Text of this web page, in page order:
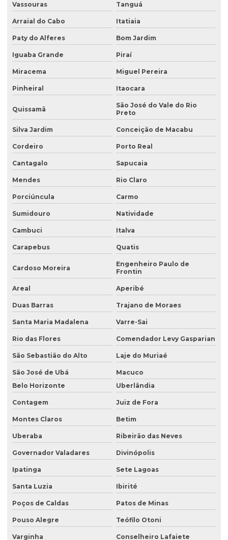
Coleta de água para análise físico química
Coleta de água para análise microbiológica
Coleta de água industrial
Coleta de amostra de água para análise microbiológica
Coleta de amostras de água
Coleta de amostras de água e efluentes
Coleta de efluentes líquidos
Consultoria ambiental
Consultoria ambiental para empresas
Consultoria ambiental e florestal
Consultoria ambiental rural
Consultoria ambiental serviços
Consultoria área ambiental
Consultoria e assessoria ambiental
Consultoria em gestão ambiental
Consultoria inventário florestal
Consultoria e licenciamento ambiental
Consultoria de meio ambiente
Desativação de tanque de combustível subterrâneo
Empresa de análise de água
Empresa de análise granulométrica do solo
Empresa de análise de solo
Empresa de análise de solo e sedimento
Empresa coleta de efluentes
Vassouras Tanguá
Arraial do Cabo Itatiaia
Paty do Alferes Bom Jardim
Iguaba Grande Piraí
Miracema Miguel Pereira
Pinheiral Itaocara
Quissamã
São José do Vale do Rio
Preto
Silva Jardim Conceição de Macabu
Cordeiro Porto Real
Cantagalo Sapucaia
Mendes Rio Claro
Porciúncula Carmo
Sumidouro Natividade
Cambuci Italva
Carapebus Quatis
Cardoso Moreira
Engenheiro Paulo de
Frontin
Areal Aperibé
Duas Barras Trajano de Moraes
Santa Maria Madalena Varre-Sai
Rio das Flores Comendador Levy Gasparian
São Sebastião do Alto Laje do Muriaé
São José de Ubá
Macuco
Belo Horizonte
Uberlândia
Contagem Juiz de Fora
Montes Claros Betim
Uberaba Ribeirão das Neves
Governador Valadares Divinópolis
Ipatinga Sete Lagoas
Santa Luzia Ibirité
Poços de Caldas Patos de Minas
Pouso Alegre Teófilo Otoni
Varginha Conselheiro Lafaiete